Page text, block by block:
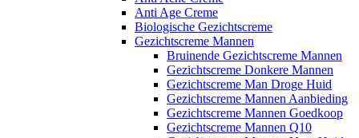
Anti Age Creme
Biologische Gezichtscreme
Gezichtscreme Mannen
Bruinende Gezichtscreme Mannen
Gezichtscreme Donkere Mannen
Gezichtscreme Man Droge Huid
Gezichtscreme Mannen Aanbieding
Gezichtscreme Mannen Goedkoop
Gezichtscreme Mannen Q10